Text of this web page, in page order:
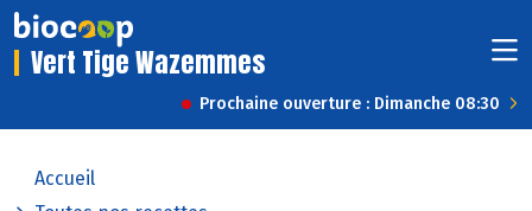
Vert Tige Wazemmes
Prochaine ouverture : Dimanche 08:30
Accueil